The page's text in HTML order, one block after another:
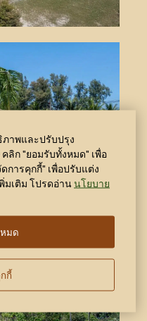
ภาพและปรับปรุง
ก "ยอมรับทั้งหมด" เพื่อ
การคุกกี้" เพื่อปรับแต่ง
มเติม โปรดอ่านนโยบาย
มด
กี้